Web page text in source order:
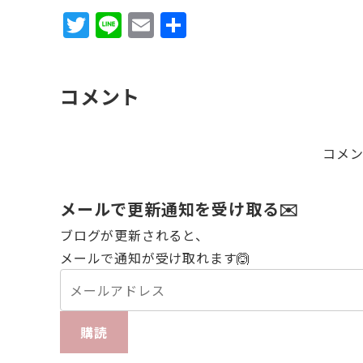
T
w
te
Li
n
E
m
コメント
コメ
メールで更新通知を受け取る✉️
ブログが更新されると、
メールで通知が受け取れます🙆
購読